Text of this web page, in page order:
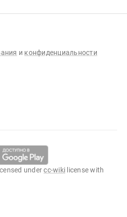
и конфиденциальности
undercc-wiki license with